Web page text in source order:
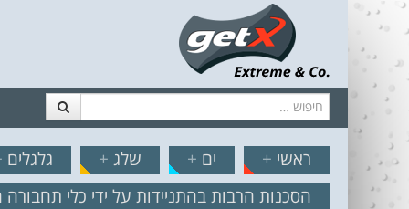
חיפוש
// תפריט
דלג לתוכן
ראשי + ים + שלג + גלגלים
הסכנות הרבות בהתניידות על ידי כלי